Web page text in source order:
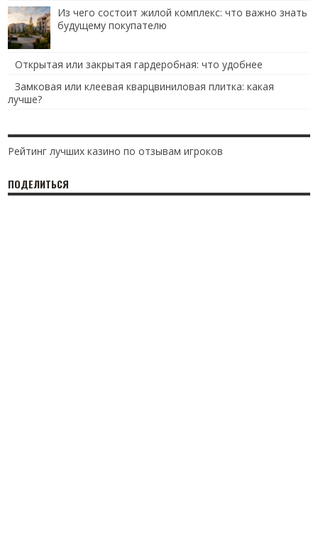
Из чего состоит жилой комплекс: что важно знать
будущему покупателю
Открытая или закрытая гардеробная: что удобнее
Замковая или клеевая кварцвиниловая плитка: какая
лучше?
Рейтинг лучших казино по отзывам игроков
ПОДЕЛИТЬСЯ